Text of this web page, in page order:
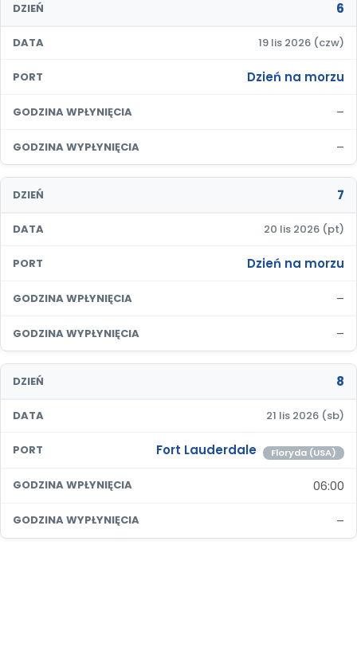
DZIEŃ 6
DATA 19 lis 2026 (czw)
PORT Dzień na morzu
GODZINA WPŁYNIĘCIA –
GODZINA WYPŁYNIĘCIA –
DZIEŃ 7
DATA 20 lis 2026 (pt)
PORT Dzień na morzu
GODZINA WPŁYNIĘCIA –
GODZINA WYPŁYNIĘCIA –
DZIEŃ 8
DATA 21 lis 2026 (sb)
PORT Fort Lauderdale Floryda (USA)
GODZINA WPŁYNIĘCIA 06:00
GODZINA WYPŁYNIĘCIA –